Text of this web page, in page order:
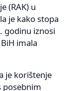
(RAK) u
je kako stopa
godinu iznosi
imala
je korištenje
posebnim